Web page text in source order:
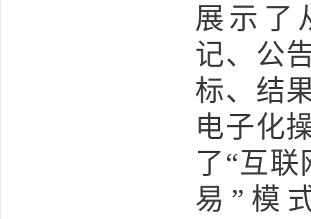
展示了
记、公
标、结
电子化
了“互联
易”模